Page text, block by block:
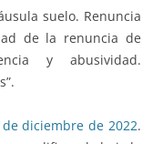
suelo. Renuncia
de la renuncia de
y abusividad.
de diciembre de 2022.